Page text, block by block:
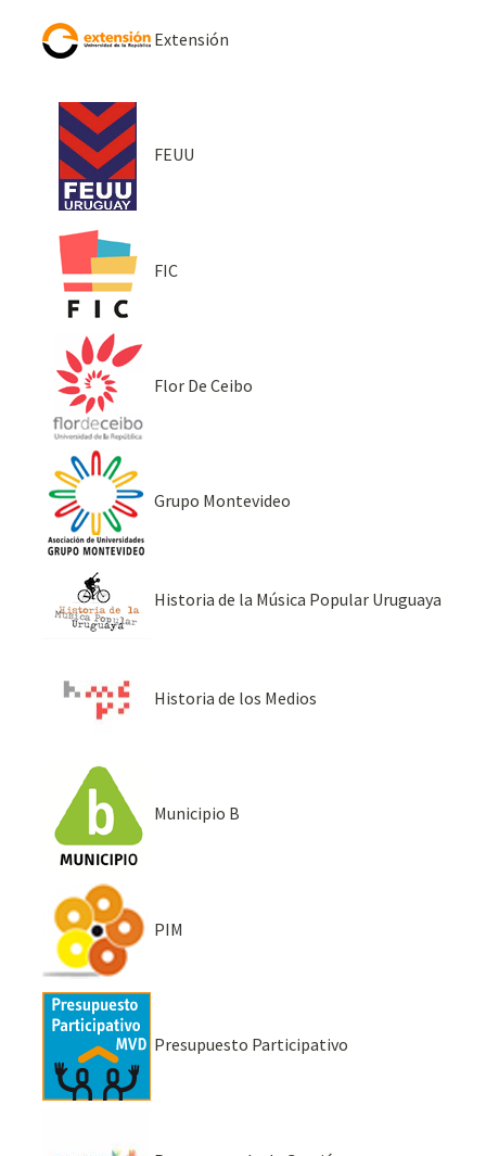
Extensión
FEUU
FIC
Flor De Ceibo
Grupo Montevideo
Historia de la Música Popular Uruguaya
Historia de los Medios
Municipio B
PIM
Presupuesto Participativo